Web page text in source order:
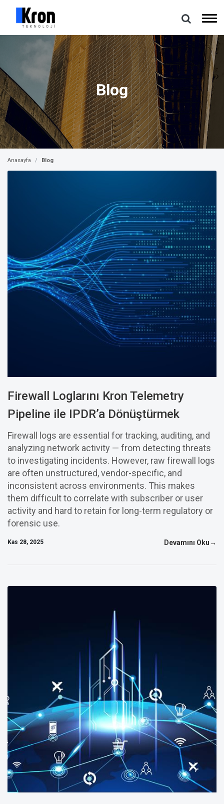
Blog
Anasayfa Blog
Firewall Loglarını Kron Telemetry
Pipeline ile IPDR’a Dönüştürmek
Firewall logs are essential for tracking, auditing, and
analyzing network activity — from detecting threats
to investigating incidents. However, raw firewall logs
are often unstructured, vendor-specific, and
inconsistent across environments. This makes
them difficult to correlate with subscriber or user
activity and hard to retain for long-term regulatory or
forensic use.
Kas 28, 2025 Devamını Oku→